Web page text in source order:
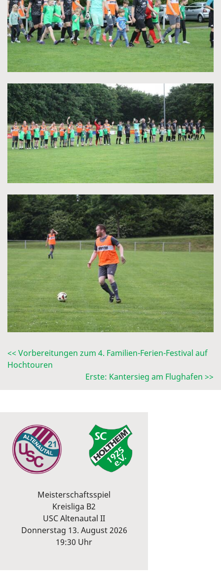
<< Vorbereitungen zum 4. Familien-Ferien-Festival auf
Hochtouren
Erste: Kantersieg am Flughafen >>
Meisterschaftsspiel
Kreisliga B2
USC Altenautal II
Donnerstag 13. August 2026
19:30 Uhr